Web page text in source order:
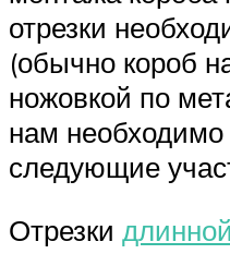
отрезки
(обычно короб
ножовкой по
нам необходимо
следующие
Отрезки